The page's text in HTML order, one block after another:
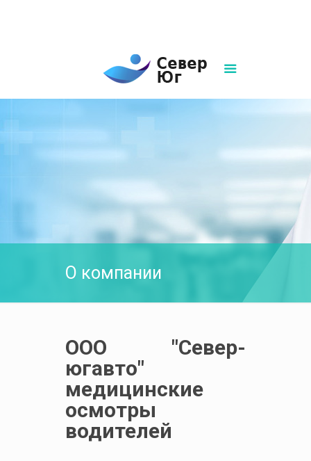
О компании
ООО "Север-
югавто"
медицинские
осмотры
водителей